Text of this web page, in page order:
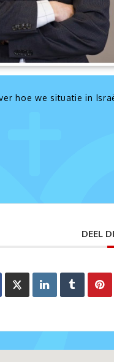
hoe we situatie in
DEEL